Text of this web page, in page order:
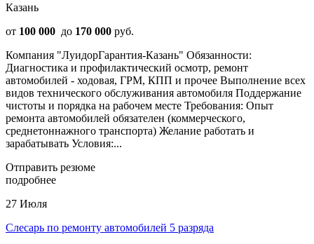
Казань
от 100 000 до 170 000 руб.
Компания "ЛуидорГарантия-Казань" Обязанности:
Диагностика и профилактический осмотр, ремонт
автомобилей - ходовая, ГРМ, КПП и прочее Выполнение всех
видов технического обслуживания автомобиля Поддержание
чистоты и порядка на рабочем месте Требования: Опыт
ремонта автомобилей обязателен (коммерческого,
среднетоннажного транспорта) Желание работать и
зарабатывать Условия:...
Отправить резюме
подробнее
27 Июля
Слесарь по ремонту автомобилей 5 разряда